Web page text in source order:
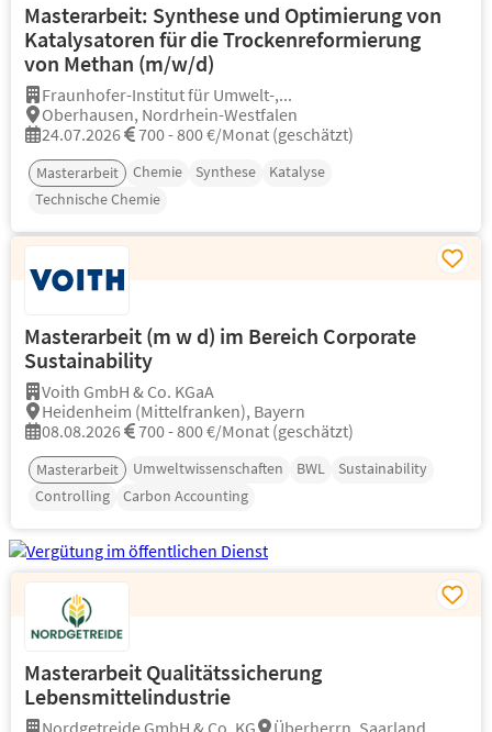
Masterarbeit: Synthese und Optimierung von
Katalysatoren für die Trockenreformierung
von Methan (m/w/d)
Fraunhofer-Institut für Umwelt-,...
Oberhausen, Nordrhein-Westfalen
24.07.2026
700 - 800 €/Monat (geschätzt)
Masterarbeit Chemie Synthese
Katalyse
Technische Chemie
Masterarbeit (m w d) im Bereich Corporate
Sustainability
Voith GmbH & Co. KGaA
Heidenheim (Mittelfranken), Bayern
08.08.2026
700 - 800 €/Monat (geschätzt)
Masterarbeit Umweltwissenschaften BWL
Sustainability
Controlling
Carbon Accounting
Masterarbeit Qualitätssicherung
Lebensmittelindustrie
Nordgetreide GmbH & Co. KG Überherrn, Saarland